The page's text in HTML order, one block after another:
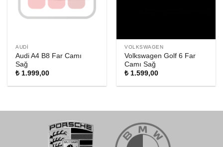
AUDI
Audi A4 B8 Far Camı
Sağ
₺ 1.999,00
VOLKSWAGEN
Volkswagen Golf 6 Far
Camı Sağ
₺ 1.599,00